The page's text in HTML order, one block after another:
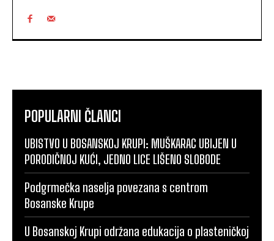
POPULARNI ČLANCI
UBISTVO U BOSANSKOJ KRUPI: MUŠKARAC UBIJEN U
PORODIČNOJ KUĆI, JEDNO LICE LIŠENO SLOBODE
Podgrmečka naselja povezana s centrom
Bosanske Krupe
U Bosanskoj Krupi održana edukacija o plasteničkoj